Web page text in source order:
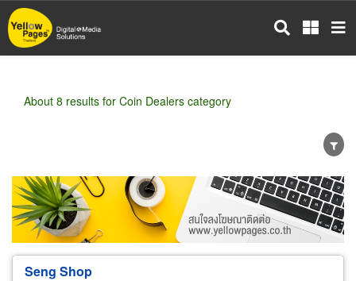
Skip
to
main
About 8 results for Coin Dealers category
Wholesale Retail Manufacturer
Dealer
Exporter/Importer
Service Business
Seng Shop